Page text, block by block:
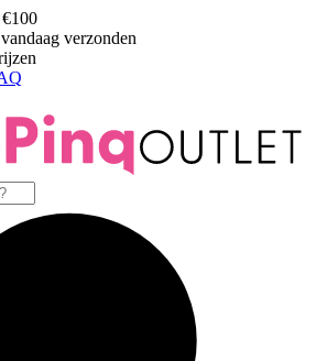
verzonden